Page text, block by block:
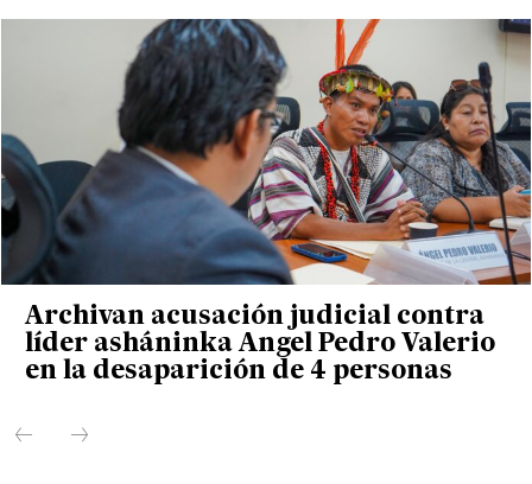
Archivan acusación judicial contra
líder asháninka Angel Pedro Valerio
en la desaparición de 4 personas